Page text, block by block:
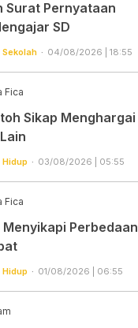
Surat Pernyataan
SD
04/08/2026 | 18:55
Fica
Sikap Menghargai
Hidup 03/08/2026 | 05:55
Fica
Menyikapi Perbedaan
Hidup 01/08/2026 | 06:55